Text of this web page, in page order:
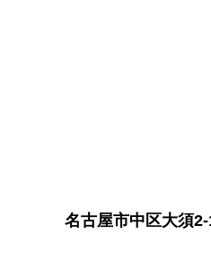
名古屋市中区大須